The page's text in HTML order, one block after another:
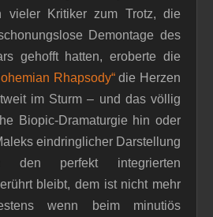
vieler Kritiker zum Trotz, die
Demontage des
gehofft hatten, eroberte die
Rhapsody“die Herzen
im Sturm – und das völlig
Biopic-Dramaturgie hin oder
eindringlicher Darstellung
perfekt integrierten
bleibt, dem ist nicht mehr
wenn beim minutiös